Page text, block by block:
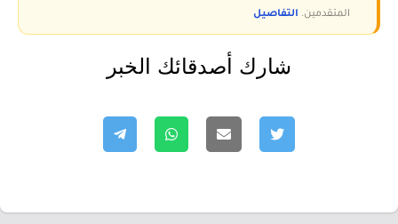
المتقدمين. التفاصيل
شارك أصدقائك الخبر